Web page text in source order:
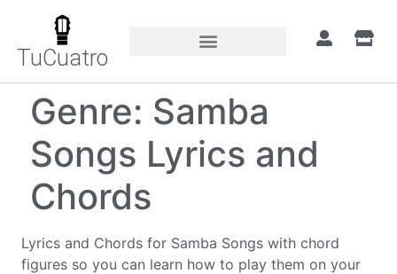
TuCuatro
Genre: Samba
Songs Lyrics and
Chords
Lyrics and Chords for Samba Songs with chord
figures so you can learn how to play them on your